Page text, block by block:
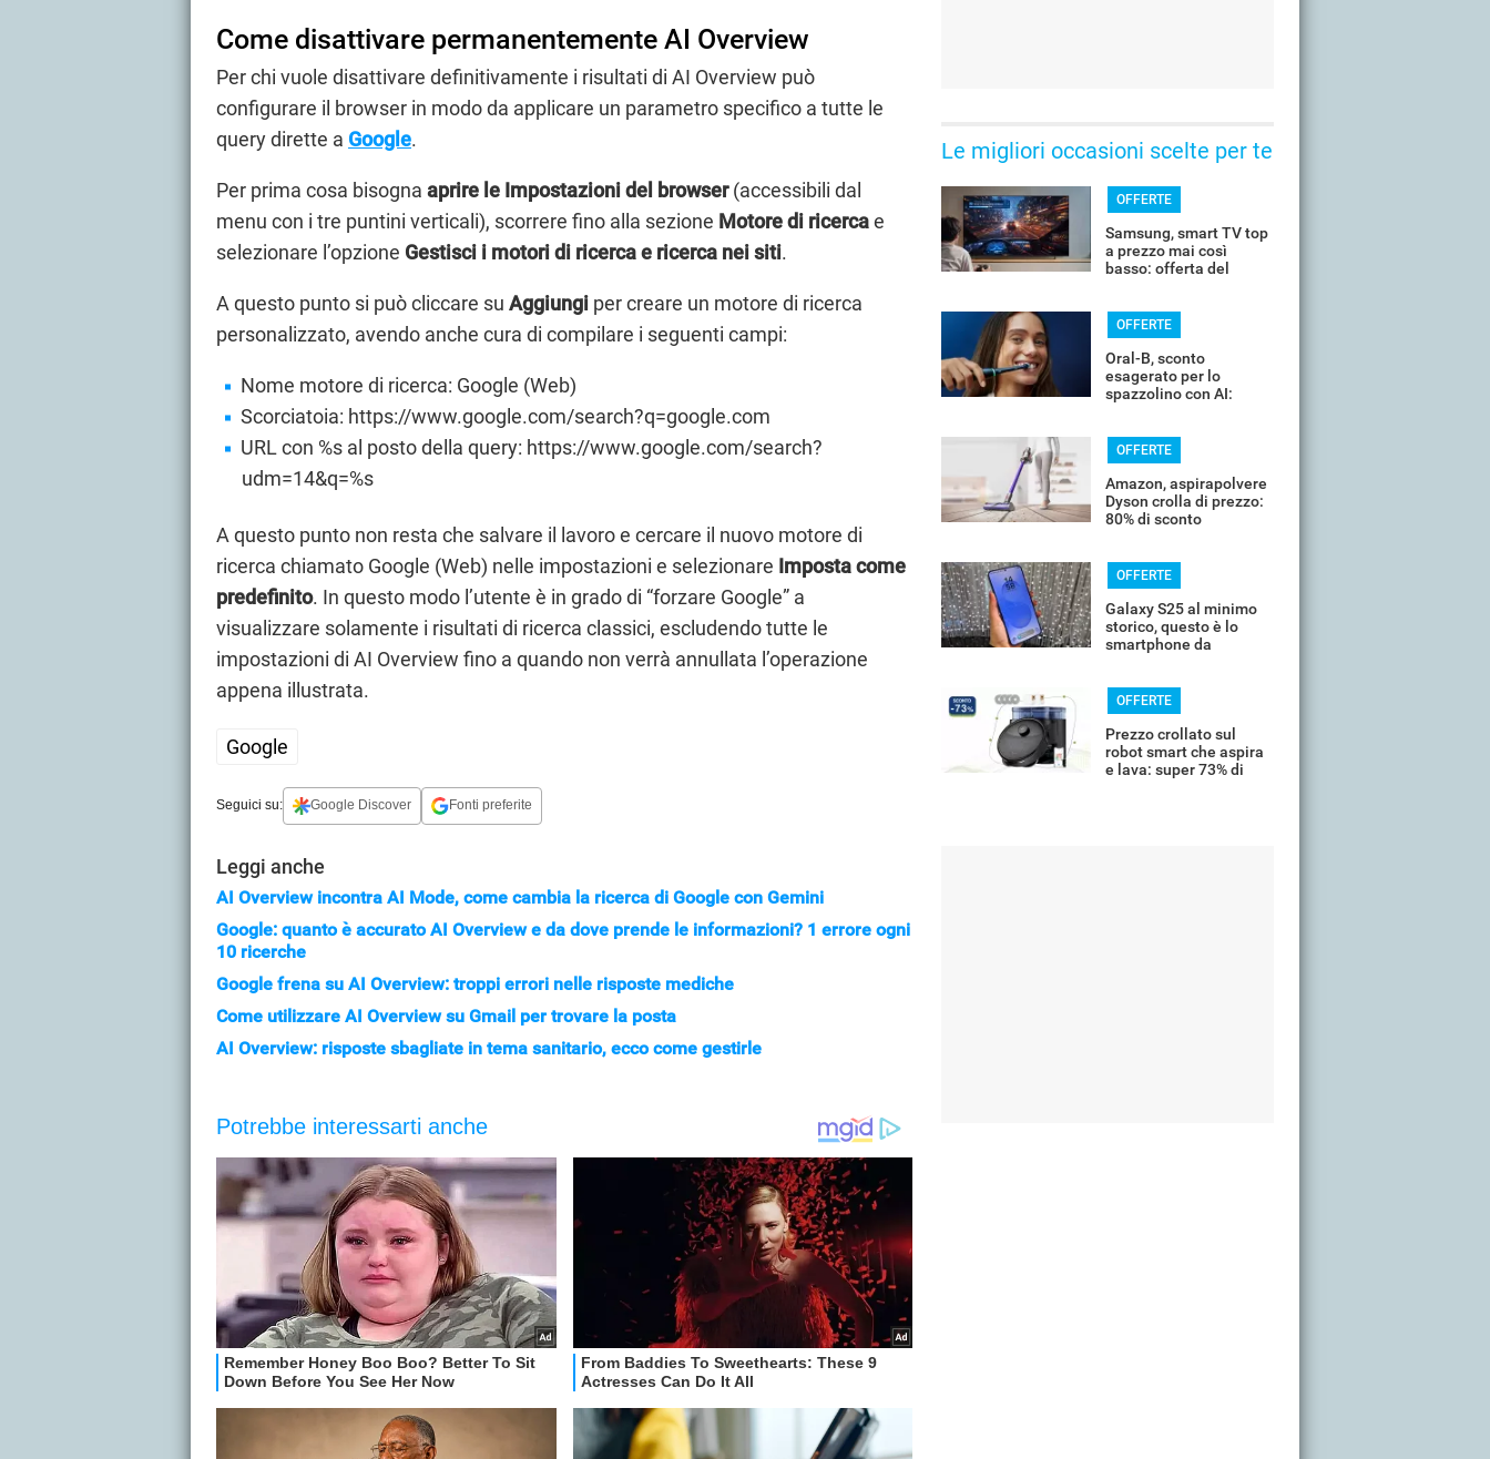
Come disattivare permanentemente AI Overview
Per chi vuole disattivare definitivamente i risultati di AI Overview può
configurare il browser in modo da applicare un parametro specifico a tutte le
query dirette a Google.
Per prima cosa bisogna aprire le Impostazioni del browser(accessibili dal
menu con i tre puntini verticali), scorrere fino alla sezione Motore di ricercae
selezionare l’opzione Gestisci i motori di ricerca e ricerca nei siti.
A questo punto si può cliccare su Aggiungi per creare un motore di ricerca
personalizzato, avendo anche cura di compilare i seguenti campi:
Nome motore di ricerca: Google (Web)
Scorciatoia: https://www.google.com/search?q=google.com
URL con %s al posto della query: https://www.google.com/search?
udm=14&q=%s
A questo punto non resta che salvare il lavoro e cercare il nuovo motore di
ricerca chiamato Google (Web) nelle impostazioni e selezionare Imposta come
predefinito. In questo modo l’utente è in grado di “forzare Google” a
visualizzare solamente i risultati di ricerca classici, escludendo tutte le
impostazioni di AI Overview fino a quando non verrà annullata l’operazione
appena illustrata.
Google
Seguici su: Google Discover Fonti preferite
Leggi anche
AI Overview incontra AI Mode, come cambia la ricerca di Google con Gemini
Google: quanto è accurato AI Overview e da dove prende le informazioni? 1 errore ogni
10 ricerche
Google frena su AI Overview: troppi errori nelle risposte mediche
Come utilizzare AI Overview su Gmail per trovare la posta
AI Overview: risposte sbagliate in tema sanitario, ecco come gestirle
Le migliori occasioni scelte per te
OFFERTE
Samsung, smart TV top
a prezzo mai così
basso: offerta del
OFFERTE
Oral-B, sconto
esagerato per lo
spazzolino con AI:
OFFERTE
Amazon, aspirapolvere
Dyson crolla di prezzo:
80% di sconto
OFFERTE
Galaxy S25 al minimo
storico, questo è lo
smartphone da
OFFERTE
Prezzo crollato sul
robot smart che aspira
e lava: super 73% di